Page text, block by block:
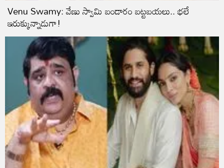
Venu Swamy: వేణు స్వామి బండారం బట్టబయలు.. భలే
ఇరుక్కున్నాడుగా!